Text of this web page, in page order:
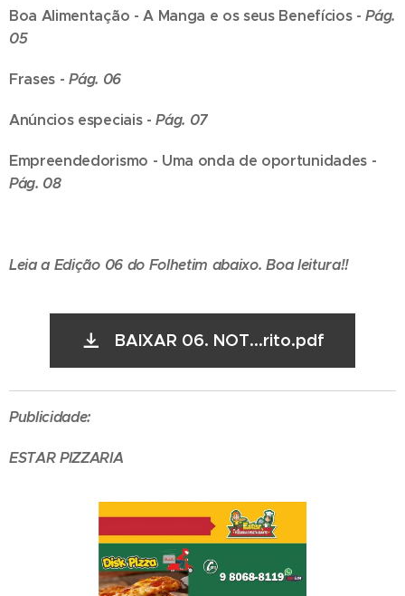
Boa Alimentação - A Manga e os seus Benefícios-Pág.
05
Frases -Pág. 06
Anúncios especiais-Pág. 07
Empreendedorismo - Uma onda de oportunidades -
Pág. 08
Leia a Edição 06 do Folhetim abaixo. Boa leitura!!
BAIXAR 06. NOT...rito.pdf
Publicidade:
ESTAR PIZZARIA